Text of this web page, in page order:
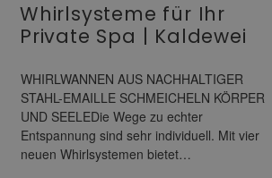
Whirlsysteme für Ihr
Private Spa | Kaldewei
WHIRLWANNEN AUS NACHHALTIGER
STAHL-EMAILLE SCHMEICHELN KÖRPER
UND SEELEDie Wege zu echter
Entspannung sind sehr individuell. Mit vier
neuen Whirlsystemen bietet…